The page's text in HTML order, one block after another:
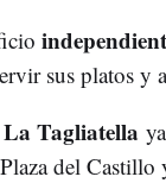
sus platos y
La Tagliatella
del